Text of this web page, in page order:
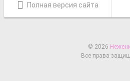
Полная версия сайта
© 2026
Все права